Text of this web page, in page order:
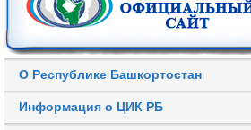
О Республике Башкортостан
Информация о ЦИК РБ